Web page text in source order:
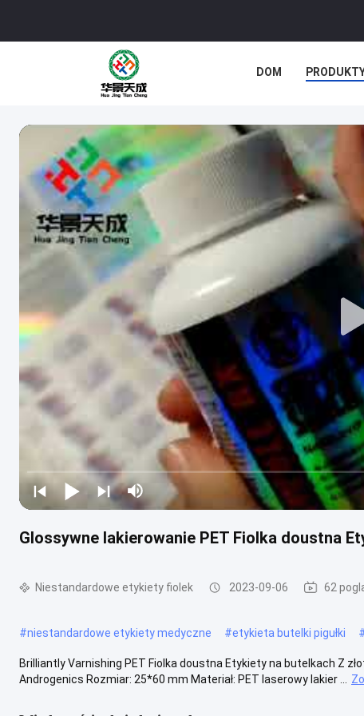
DOM
Glossywne lakierowanie PET Fiolka doustna
Niestandardowe etykiety fiolek 2023-09-06 62
#niestandardowe etykiety medyczne #etykieta butelki pigułki
Brilliantly Varnishing PET Fiolka doustna Etykiety na butelkach Z
Androgenics Rozmiar: 25*60 mm Materiał: PET laserowy lakier ...